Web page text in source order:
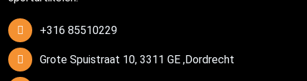
+316 85510229
Grote Spuistraat 10, 3311 GE ,Dordrecht